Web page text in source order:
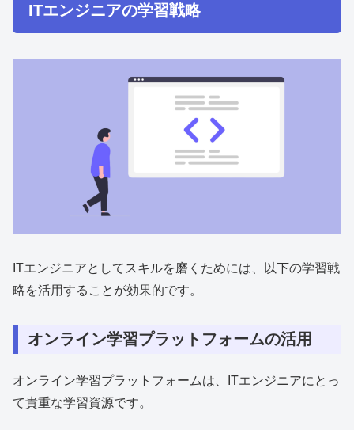
ITエンジニアの学習戦略
ITエンジニアとしてスキルを磨くためには、以下の学習戦
略を活用することが効果的です。
オンライン学習プラットフォームの活用
オンライン学習プラットフォームは、ITエンジニアにとっ
て貴重な学習資源です。